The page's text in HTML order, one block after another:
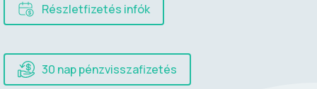
Részletfizetés infók
30 nap pénzvisszafizetés